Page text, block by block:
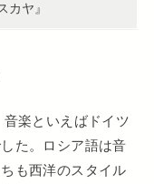
カヤ』
楽といえばドイツ
た。ロシア語は音
も西洋のスタイル